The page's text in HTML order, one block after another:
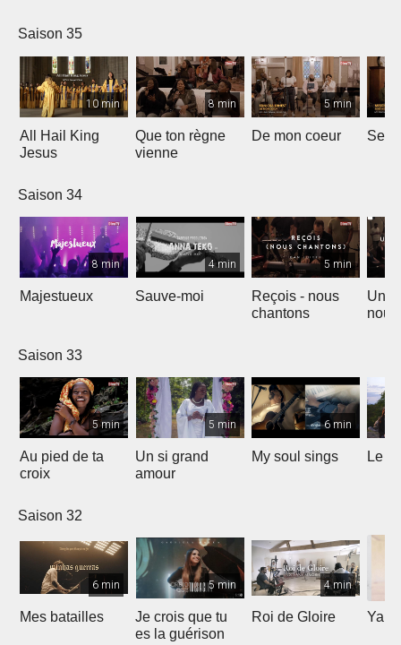
Saison 35
10 min
All Hail King
Jesus
8 min
Que ton règne
vienne
5 min
De mon coeur
Saison 34
8 min
Majestueux
4 min
Sauve-moi
5 min
Reçois - nous
chantons
Un
Saison 33
5 min
Au pied de ta
croix
5 min
Un si grand
amour
6 min
My soul sings Le
Saison 32
6 min
Mes batailles
5 min
Je crois que tu
es la guérison
4 min
Roi de Gloire